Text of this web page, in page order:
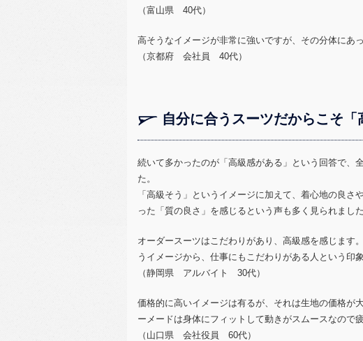
（富山県 40代）
高そうなイメージが非常に強いですが、その分体にあ
（京都府 会社員 40代）
自分に合うスーツだからこそ「
続いて多かったのが「高級感がある」という回答で、
た。
「高級そう」というイメージに加えて、着心地の良さ
った「質の良さ」を感じるという声も多く見られました
オーダースーツはこだわりがあり、高級感を感じます
うイメージから、仕事にもこだわりがある人という印
（静岡県 アルバイト 30代）
価格的に高いイメージは有るが、それは生地の価格が
ーメードは身体にフィットして動きがスムースなので疲
（山口県 会社役員 60代）